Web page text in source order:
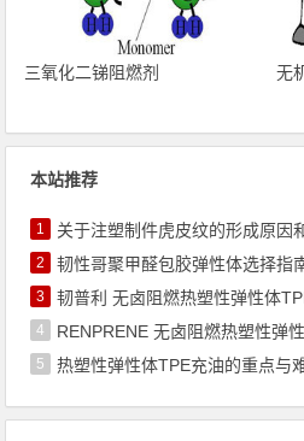
三氧化二锑阻燃剂 无
本站推荐
1 关于注塑制件虎皮纹的形成原因
2 韧性哥聚甲醛包胶弹性体选择指
3 韧普利 无卤阻燃热塑性弹性体
4 RENPRENE 无卤阻燃热塑性弹
5 热塑性弹性体TPE充油的重点与